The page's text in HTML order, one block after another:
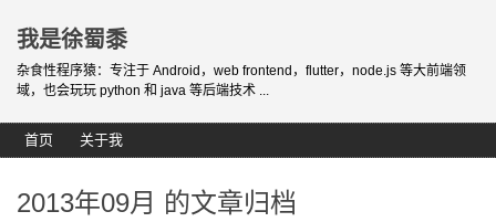
我是徐蜀黍
杂食性程序猿：专注于 Android，web frontend，flutter，node.js 等大前端领
域，也会玩玩 python 和 java 等后端技术 ...
首页 关于我
2013年09月 的文章归档